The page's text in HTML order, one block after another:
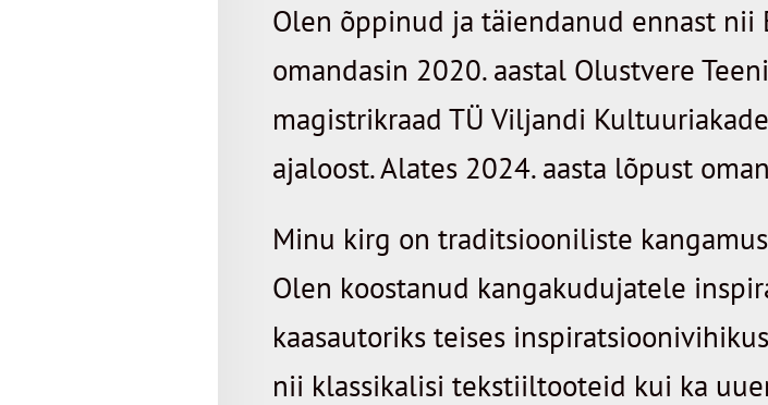
Olen õppinud ja täiendanud ennast nii
omandasin 2020. aastal Olustvere
magistrikraad TÜ Viljandi
ajaloost. Alates 2024. aasta lõpust
Minu kirg on traditsiooniliste
Olen koostanud kangakudujatele
kaasautoriks teises inspiratsioonivihikus
nii klassikalisi tekstiiltooteid kui ka